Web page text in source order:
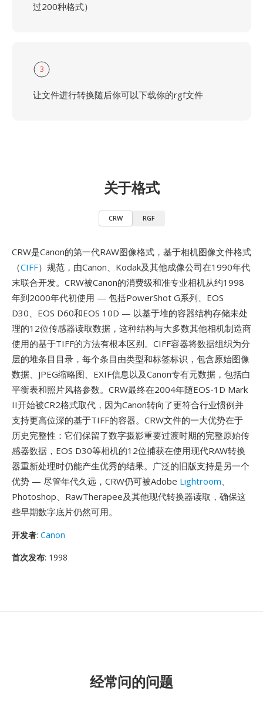
过200种格式）
3
让文件进行转换随后你可以下载你的rgf文件
关于格式
CRW RGF
CRW是Canon的第一代RAW图像格式，基于相机图像文件格式
（CIFF）规范，由Canon、Kodak及其他成像公司在1990年代
末联合开发。CRW被Canon的消费级和准专业相机从约1998
年到2000年代初使用 — 包括PowerShot G系列、EOS
D30、EOS D60和EOS 10D — 以基于堆的容器结构存储未处
理的12位传感器读取数据，这种结构与大多数其他相机制造商
使用的基于TIFF的方法有根本区别。CIFF容器将数据组织为分
层的堆条目目录，每个条目由类型和标签标识，包含原始图像
数据、JPEG缩略图、EXIF信息以及Canon专有元数据，包括白
平衡表和照片风格参数。CRW最终在2004年随EOS-1D Mark
II开始被CR2格式取代，因为Canon转向了更符合行业惯例并
支持更高位深的基于TIFF的容器。CRW文件的一大优势在于
历史完整性：它们保留了数字摄影重要过渡时期的完整原始传
感器数据，EOS D30等相机的12位捕获在使用现代RAW转换
器重新处理时仍能产生优秀的结果。广泛的旧版支持是另一个
优势 — 尽管年代久远，CRW仍可被Adobe Lightroom、
Photoshop、RawTherapee及其他现代转换器读取，确保这
些早期数字底片仍然可用。
开发者: Canon
首次发布: 1998
经常问的问题